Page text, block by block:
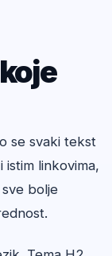
se svaki tekst
istim linkovima,
bolje